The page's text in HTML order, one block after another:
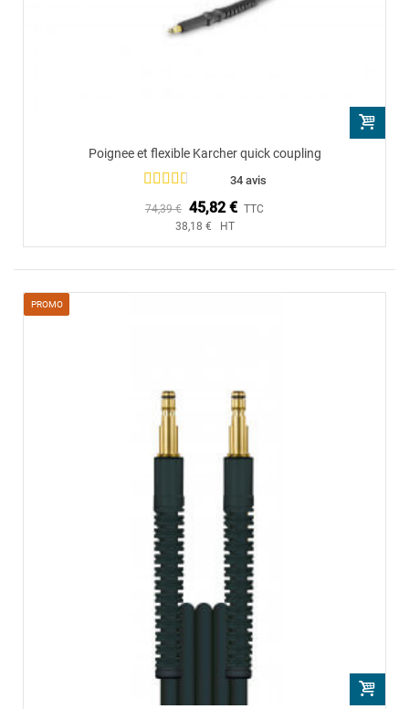
Poignee et flexible Karcher quick coupling
34 avis
74,39 € 45,82 € TTC
38,18 € HT
PROMO